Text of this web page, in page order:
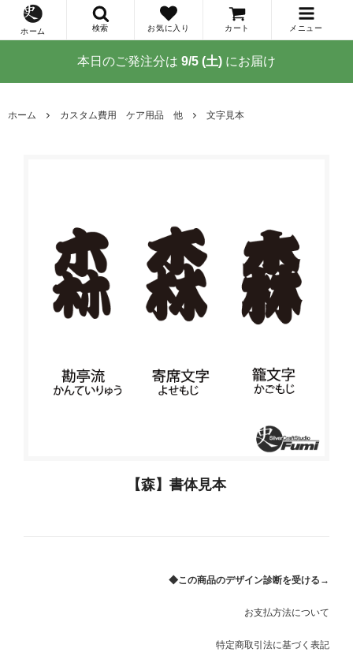
ホーム 検索 お気に入り カート メニュー
本日のご発注分は 9/5 (土) にお届け
ホーム カスタム費用 ケア用品 他 文字見本
【森】書体見本
◆この商品のデザイン診断を受ける→
お支払方法について
特定商取引法に基づく表記